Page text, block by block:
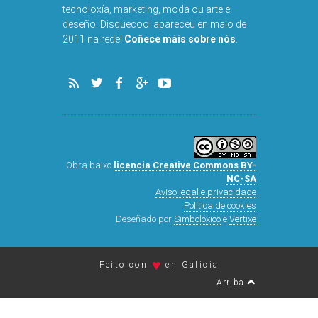
tecnoloxía, marketing, moda ou arte e
deseño. Disquecool apareceu en maio de
2011 na rede! Coñece máis sobre nós.
Obra baixo licencia Creative Commons BY-
NC-SA
Aviso legal e privacidade
Política de cookies
Deseñado por Simbolóxicoe Vertixe
Feito con ♥ en Galicia
Arriba